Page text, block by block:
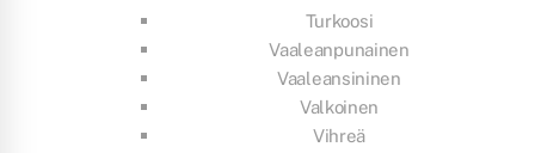
Turkoosi
Vaaleanpunainen
Vaaleansininen
Valkoinen
Vihreä